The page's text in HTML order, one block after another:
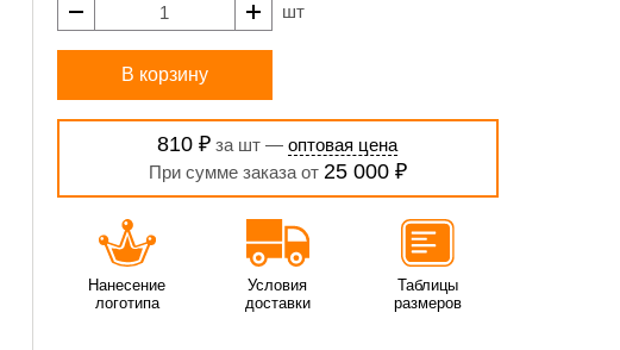
шт
В корзину
810 ₽ за шт —оптовая цена
При сумме заказа от 25 000 ₽
Нанесение
логотипа
Условия
доставки
Таблицы
размеров